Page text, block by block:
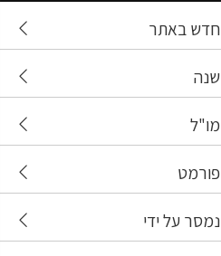
חדש באתר
שנה
מו"ל
פורמט
נמסר על ידי